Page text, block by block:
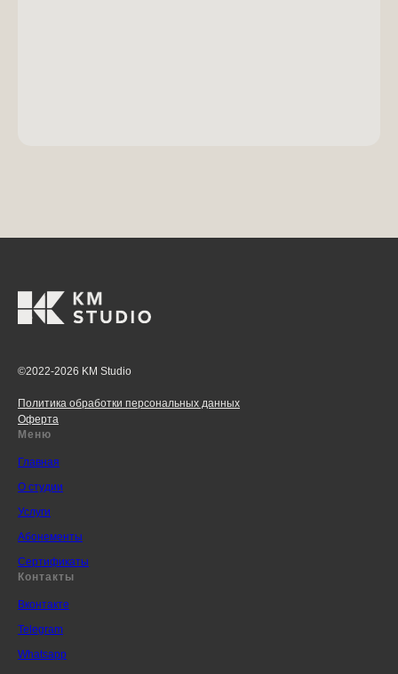
©2022-2026 KM Studio
Политика обработки персональных данных
Оферта
Меню
Главная
О студии
Услуги
Абонементы
Сертификаты
Контакты
Вконтакте
Telegram
Whatsapp